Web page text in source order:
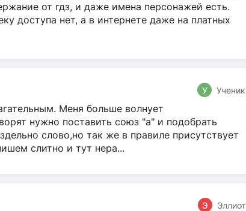
от гдз, и даже имена персонажей есть.
доступа нет, а в интернете даже на платных
У Ученик
Меня больше волнует
нужно поставить союз "а" и подобрать
слово,но так же в правиле присутствует
слитно и тут нера...
Э Эллиот